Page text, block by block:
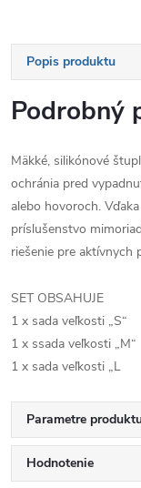
Popis produktu
Podrobný
Mäkké, silikónové
ochránia pred
alebo hovoroch.
príslušenstvo
riešenie pre aktívnych
SET OBSAHUJE
1 x sada veľkosti „S“
1 x ssada veľkosti „M“
1 x sada veľkosti „L
Parametre
Hodnotenie